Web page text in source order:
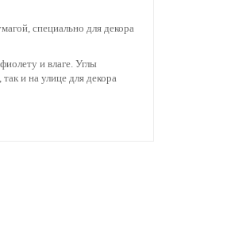
специально для декора
и влаге. Углы
и на улице для декора